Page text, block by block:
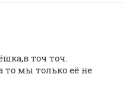
точ точ.
то мы только её не